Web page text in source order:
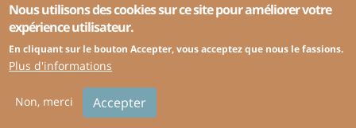
Abteilung Public Sector, Gertrudstrasse 8, 8400 Winterthur
Téléphone: +41 58 934 49 94 (administration) ou +41 58 934 49 72
(spécialisé)
E-mail: info@srs-cspcp.ch
© Copyright 2026 IDHEAP |Création site internet
Nous utilisons des cookies sur ce site pour améliorer votre
expérience utilisateur.
En cliquant sur le bouton Accepter, vous acceptez que nous le fassions.
Plus d'informations
Non, merci Accepter